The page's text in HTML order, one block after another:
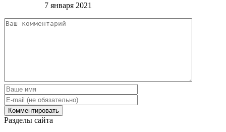
7 января 2021
Разделы сайта